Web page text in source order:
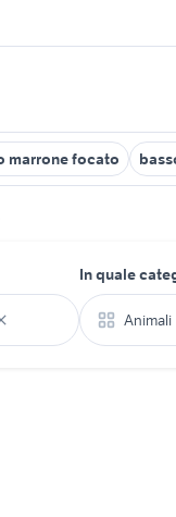
marrone focato
In quale
Animali